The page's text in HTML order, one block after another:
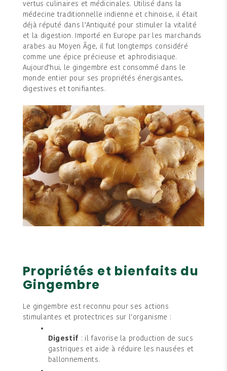
vertus culinaires et médicinales. Utilisé dans la
médecine traditionnelle indienne et chinoise, il était
déjà réputé dans l’Antiquité pour stimuler la vitalité
et la digestion. Importé en Europe par les marchands
arabes au Moyen Âge, il fut longtemps considéré
comme une épice précieuse et aphrodisiaque.
Aujourd’hui, le gingembre est consommé dans le
monde entier pour ses propriétés énergisantes,
digestives et tonifiantes.
Propriétés et bienfaits du
Gingembre
Le gingembre est reconnu pour ses actions
stimulantes et protectrices sur l’organisme :
Digestif : il favorise la production de sucs
gastriques et aide à réduire les nausées et
ballonnements.